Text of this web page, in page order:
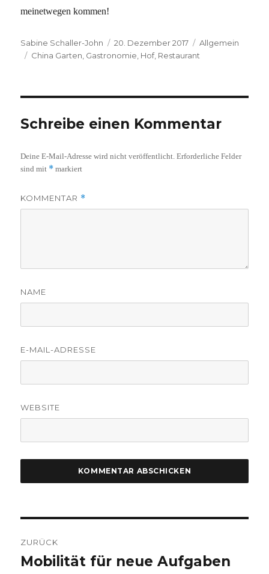
meinetwegen kommen!
Autor
Sabine Schaller-John
Veröffentlicht
am
20. Dezember 2017 Kategorien
Allgemein
Schlagwörter
China Garten Gastronomie Hof, Restaurant
Schreibe einen Kommentar
Deine E-Mail-Adresse wird nicht veröffentlicht. Erforderliche Felder
sind mit * markiert
KOMMENTAR *
NAME
E-MAIL-ADRESSE
WEBSITE
ZURÜCK
Vorheriger
Mobilität für neue Aufgaben